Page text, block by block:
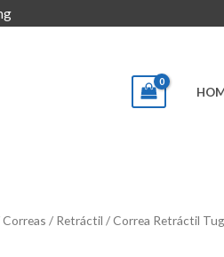
Correas / Retráctil / Correa Retráctil